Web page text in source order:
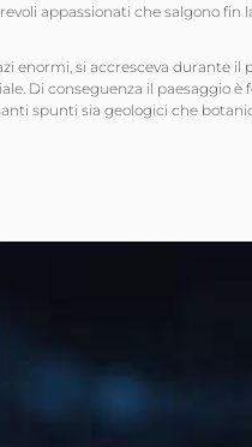
appassionati che salgono fin
enormi, si accresceva durante il
Di conseguenza il paesaggio è
spunti sia geologici che